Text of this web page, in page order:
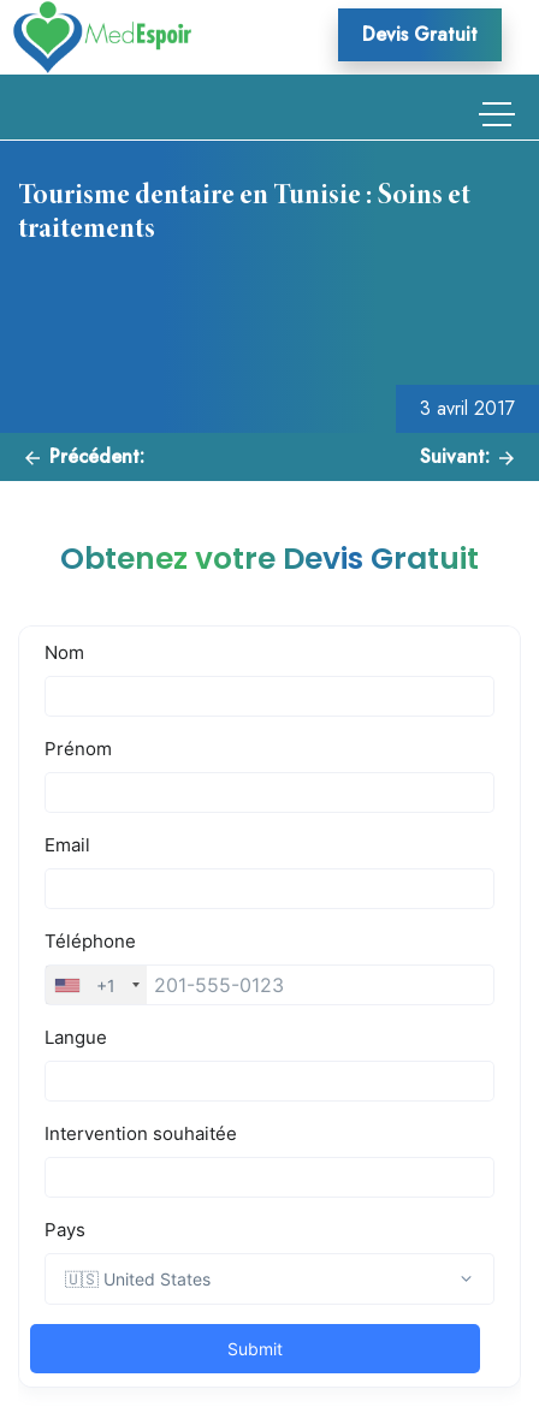
Skip
to
content
Devis Gratuit
Tourisme dentaire en Tunisie : Soins et
traitements
3 avril 2017
Précédent: Suivant:
Obtenez votre Devis Gratuit